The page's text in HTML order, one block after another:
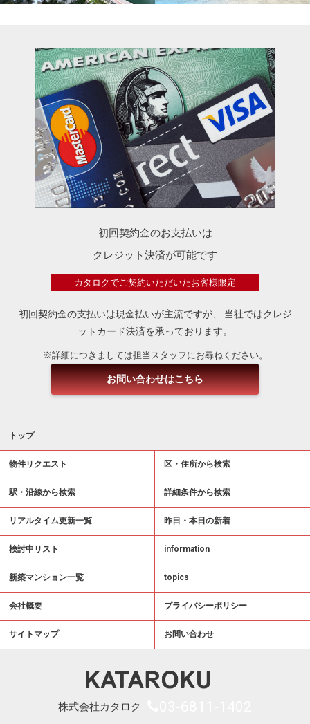
初回契約金のお支払いは
クレジット決済が可能です
カタロクでご契約いただいたお客様限定
初回契約金の支払いは現金払いが主流ですが、
当社ではクレジ
ットカード決済を承っております。
※詳細につきましては担当スタッフにお尋ねください。
お問い合わせはこちら
トップ
物件リクエスト 区・住所から検索
駅・沿線から検索 詳細条件から検索
リアルタイム更新一覧 昨日・本日の新着
検討中リスト information
新築マンション一覧 topics
会社概要 プライバシーポリシー
サイトマップ お問い合わせ
株式会社カタロク